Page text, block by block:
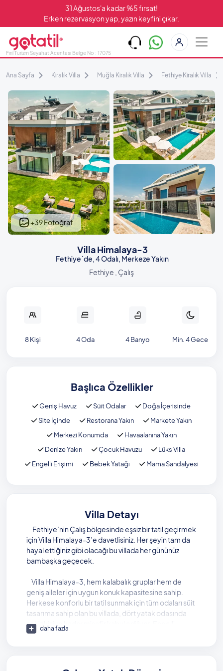
31 Ağustos'a kadar %5 fırsat!
Erken rezervasyon yap, yazın keyfini çıkar.
Fırıl Turizm Seyahat Acentası Belge No : 17075
Ana Sayfa Kiralık Villa Muğla Kiralık Villa Fethiye Kiralık Villa
Villa Himalaya-3
Fethiye`de, 4 Odalı, Merkeze Yakın
Fethiye , Çalış
+39 Fotoğraf
8 Kişi 4 Oda 4 Banyo Min. 4 Gece
Başlıca Özellikler
Geniş Havuz Süit Odalar
Doğa İçerisinde
Site İçinde
Restorana Yakın
Markete Yakın
Merkezi Konumda
Havaalanına Yakın
Denize Yakın
Çocuk Havuzu
Lüks Villa
Engelli Erişimi
Bebek Yatağı Mama Sandalyesi
Villa Detayı
Fethiye’nin Çalış bölgesinde eşsiz bir tatil geçirmek
için Villa Himalaya-3’e davetlisiniz. Her şeyin tam da
hayal ettiğiniz gibi olacağı bu villada her gününüz
bambaşka geçecek.
Villa Himalaya-3, hem kalabalık gruplar hem de
geniş aileler için uygun konuk kapasitesine sahip.
Herkese konforlu bir tatil sunmak için tüm odaları süit
tasarıma sahip olan bu villada, dört yatak odasında
sekiz kişiye kadar misafir kabul ediliyor. Engelli
misafirlere uygun mimaride olan villada, bebek
daha fazla